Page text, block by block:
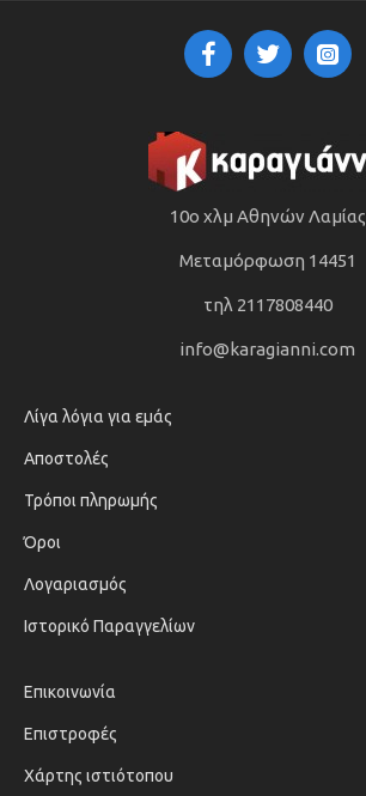
10ο χλμ Αθηνών Λαμίας
Μεταμόρφωση 14451
τηλ 2117808440
info@karagianni.com
Λίγα λόγια για εμάς
Αποστολές
Τρόποι πληρωμής
Όροι
Λογαριασμός
Ιστορικό Παραγγελίων
Επικοινωνία
Επιστροφές
Χάρτης ιστιότοπου